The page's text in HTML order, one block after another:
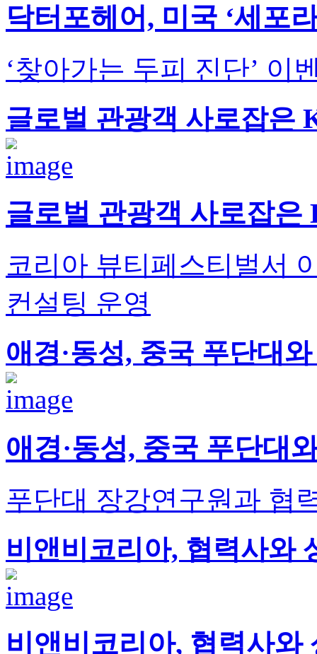
닥터포헤어, 미국 ‘세포
‘찾아가는 두피 진단’
글로벌 관광객 사로잡은
글로벌 관광객 사로잡은
코리아 뷰티페스티벌서
컨설팅 운영
애경·동성, 중국 푸단대
애경·동성, 중국 푸단대
푸단대 장강연구원과 협
비앤비코리아, 협력사와
비앤비코리아, 협력사와